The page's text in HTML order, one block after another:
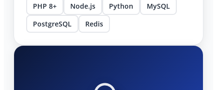
PHP 8+ Node.js Python
MySQL
PostgreSQL
Redis